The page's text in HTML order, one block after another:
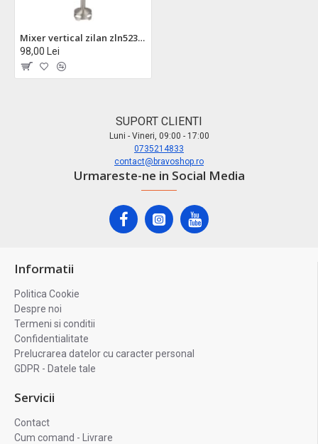
Mixer vertical zilan zln5237 250w - negru cu pahar gradabil 700ml, cutite inoxidabile, viteze variabile
98,00 Lei
SUPORT CLIENTI
Luni - Vineri, 09:00 - 17:00
0735214833
contact@bravoshop.ro
Urmareste-ne in Social Media
Informatii
Politica Cookie
Despre noi
Termeni si conditii
Confidentialitate
Prelucrarea datelor cu caracter personal
GDPR - Datele tale
Servicii
Contact
Cum comand - Livrare